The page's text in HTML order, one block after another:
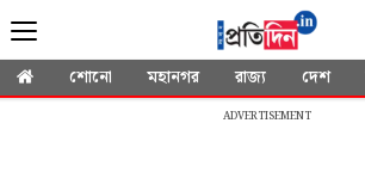
শোনো মহানগর রাজ্য দেশ
ADVERTISEMENT